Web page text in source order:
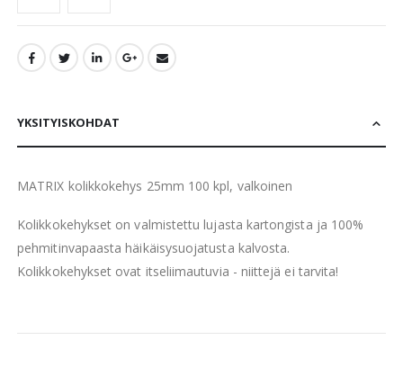
YKSITYISKOHDAT
MATRIX kolikkokehys 25mm 100 kpl, valkoinen
Kolikkokehykset on valmistettu lujasta kartongista ja 100%
pehmitinvapaasta häikäisysuojatusta kalvosta.
Kolikkokehykset ovat itseliimautuvia - niittejä ei tarvita!